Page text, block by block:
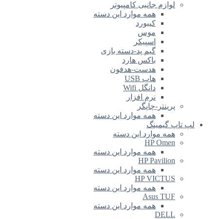
لوازم جانبی کامپیوتر
همه موارد این دسته
کیبورد
موس
اسپیکر
گیم پد-دسته بازی
باکس هارد
هدست-هدفون
هاب USB
دانگل Wifi
نرم افزار
پرینتر-چاپگر
همه موارد این دسته
لپ تاپ گیمینگ
همه موارد این دسته
HP Omen
همه موارد این دسته
HP Pavilion
همه موارد این دسته
HP VICTUS
همه موارد این دسته
Asus TUF
همه موارد این دسته
DELL